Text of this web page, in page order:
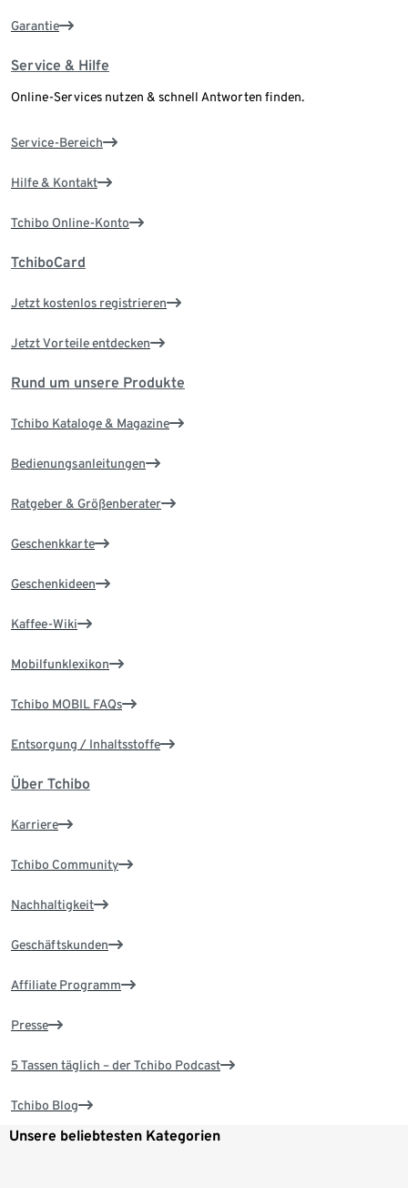
Garantie
Service & Hilfe
Online-Services nutzen & schnell Antworten finden.
Service-Bereich
Hilfe & Kontakt
Tchibo Online-Konto
TchiboCard
Jetzt kostenlos registrieren
Jetzt Vorteile entdecken
Rund um unsere Produkte
Tchibo Kataloge & Magazine
Bedienungsanleitungen
Ratgeber & Größenberater
Geschenkkarte
Geschenkideen
Kaffee-Wiki
Mobilfunklexikon
Tchibo MOBIL FAQs
Entsorgung / Inhaltsstoffe
Über Tchibo
Karriere
Tchibo Community
Nachhaltigkeit
Geschäftskunden
Affiliate Programm
Presse
5 Tassen täglich – der Tchibo Podcast
Tchibo Blog
Unsere beliebtesten Kategorien